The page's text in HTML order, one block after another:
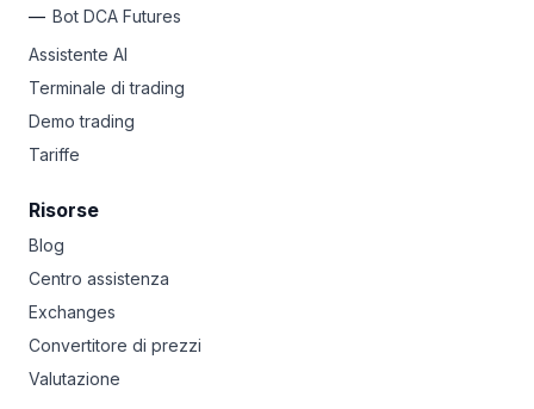
Bot DCA Futures
Assistente AI
Terminale di trading
Demo trading
Tariffe
Risorse
Blog
Centro assistenza
Exchanges
Convertitore di prezzi
Valutazione